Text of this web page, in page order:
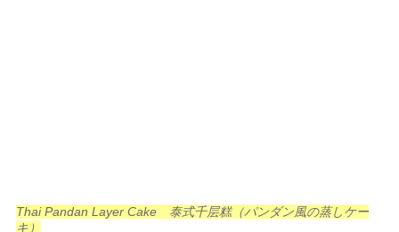
Thai Pandan Layer Cake 泰式千层糕（パンダン風の蒸しケー
キ）